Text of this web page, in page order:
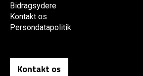
Bidragsydere
Kontakt os
Persondatapolitik
Kontakt os